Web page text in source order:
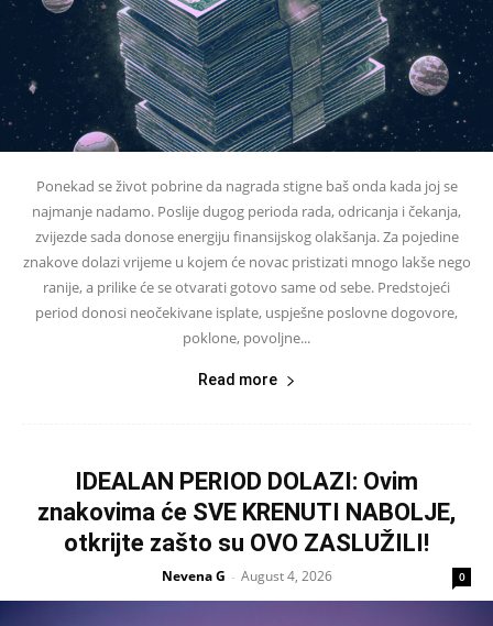
Ponekad se život pobrine da nagrada stigne baš onda kada joj se
najmanje nadamo. Poslije dugog perioda rada, odricanja i čekanja,
zvijezde sada donose energiju finansijskog olakšanja. Za pojedine
znakove dolazi vrijeme u kojem će novac pristizati mnogo lakše nego
ranije, a prilike će se otvarati gotovo same od sebe. Predstojeći
period donosi neočekivane isplate, uspješne poslovne dogovore,
poklone, povoljne...
Read more
IDEALAN PERIOD DOLAZI: Ovim
znakovima će SVE KRENUTI NABOLJE,
otkrijte zašto su OVO ZASLUŽILI!
Nevena G - August 4, 2026 0